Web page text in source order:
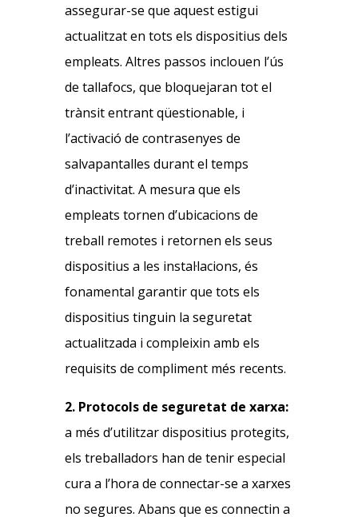
assegurar-se que aquest estigui
actualitzat en tots els dispositius dels
empleats. Altres passos inclouen l’ús
de tallafocs, que bloquejaran tot el
trànsit entrant qüestionable, i
l’activació de contrasenyes de
salvapantalles durant el temps
d’inactivitat. A mesura que els
empleats tornen d’ubicacions de
treball remotes i retornen els seus
dispositius a les instal·lacions, és
fonamental garantir que tots els
dispositius tinguin la seguretat
actualitzada i compleixin amb els
requisits de compliment més recents.
2. Protocols de seguretat de xarxa:
a més d’utilitzar dispositius protegits,
els treballadors han de tenir especial
cura a l’hora de connectar-se a xarxes
no segures. Abans que es connectin a